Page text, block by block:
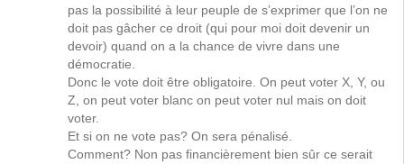
pas la possibilité à leur peuple de s’exprimer que l’on ne
doit pas gâcher ce droit (qui pour moi doit devenir un
devoir) quand on a la chance de vivre dans une
démocratie.
Donc le vote doit être obligatoire. On peut voter X, Y, ou
Z, on peut voter blanc on peut voter nul mais on doit
voter.
Et si on ne vote pas? On sera pénalisé.
Comment? Non pas financièrement bien sûr ce serait